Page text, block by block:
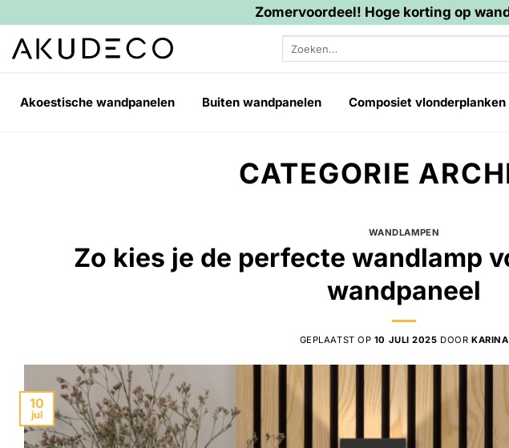
Zomervoordeel! Hoge korting op
naar
Zoeken
Akoestische wandpanelen Buiten wandpanelen Composiet vlonderplanken
CATEGORIE
WANDLAMPEN
Zo kies je de perfecte wandlamp
wandpaneel
GEPLAATST OP 10 JULI 2025 DOOR KARINA
10
jul